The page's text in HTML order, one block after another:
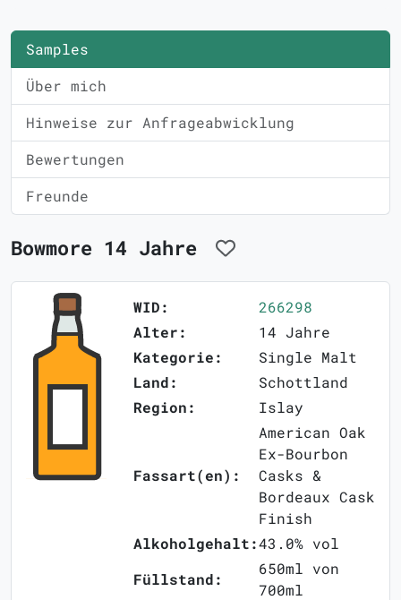
Samples
Über mich
Hinweise zur Anfrageabwicklung
Bewertungen
Freunde
Bowmore 14 Jahre
WID:
266298
Alter:
14 Jahre
Kategorie:
Single Malt
Land:
Schottland
Region:
Islay
Fassart(en):
American Oak
Ex-Bourbon
Casks &
Bordeaux Cask
Finish
Alkoholgehalt:43.0% vol
Füllstand:
650ml von
700ml